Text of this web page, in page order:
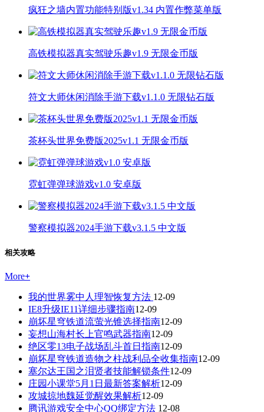
疯狂之墙内置功能特别版v1.34 内置作弊菜单版
高铁模拟器真实驾驶乐趣v1.9 无限金币版
符文大师休闲消除手游下载v1.1.0 无限钻石版
茶杯头世界免费版2025v1.1 无限金币版
霓虹弹弹球游戏v1.0 安卓版
警察模拟器2024手游下载v3.1.5 中文版
相关攻略
More+
我的世界雾中人理智恢复方法 12-09
IE8升级IE11详细步骤指南12-09
崩坏星穹铁道流萤光锥选择指南12-09
妄想山海村长上官鸣武器指南12-09
绝区零13电子战场乱斗首日指南12-09
崩坏星穹铁道造物之柱战利品全收集指南12-09
塞尔达王国之泪贤者技能解锁条件12-09
庄园小课堂5月1日最新答案解析12-09
攻城掠地魏延觉醒效果解析12-09
腾讯游戏安全中心QQ绑定方法 12-08